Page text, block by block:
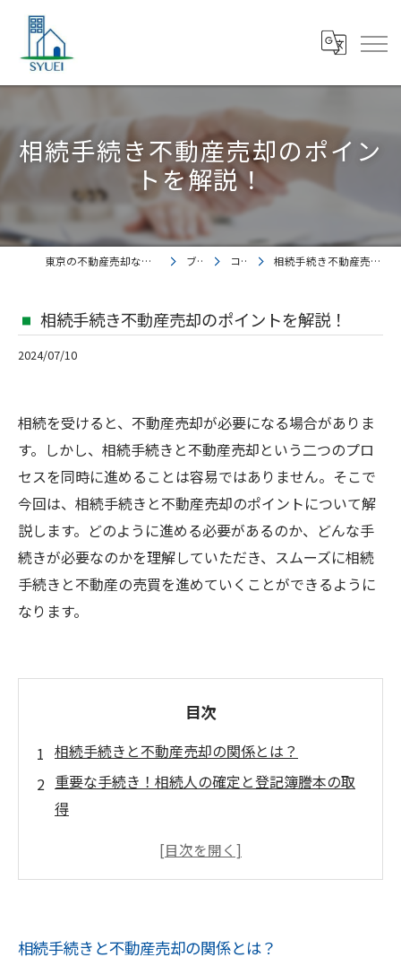
相続手続き不動産売却のポイン
トを解説！
東京の不動産売却なら株式会社集英都市開発 ブログ コラム 相続手続き不動産売却のポイントを解説！
相続手続き不動産売却のポイントを解説！
2024/07/10
相続を受けると、不動産売却が必要になる場合がありま
す。しかし、相続手続きと不動産売却という二つのプロ
セスを同時に進めることは容易ではありません。そこで
今回は、相続手続きと不動産売却のポイントについて解
説します。どのように進める必要があるのか、どんな手
続きが必要なのかを理解していただき、スムーズに相続
手続きと不動産の売買を進めていくことができるように
なります。
目次
相続手続きと不動産売却の関係とは？
重要な手続き！相続人の確定と登記簿謄本の取
得
相続税申告と評価額の設定について
相続手続きと不動産売却の関係とは？